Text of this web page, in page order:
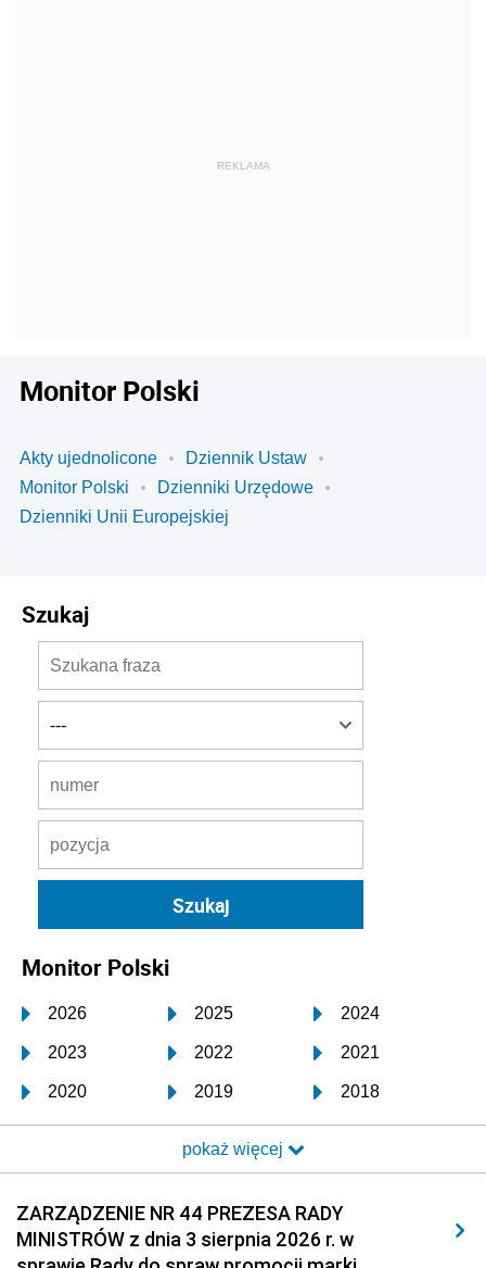
Monitor Polski
Akty ujednolicone
Dziennik Ustaw
Monitor Polski
Dzienniki Urzędowe
Dzienniki Unii Europejskiej
Szukaj
Monitor Polski
2026 2025 2024
2023 2022 2021
2020 2019 2018
2017 2016 2015
2014 2013 2012
2011 2010 2009
2008 2007 2006
pokaż więcej
ZARZĄDZENIE NR 44 PREZESA RADY
MINISTRÓW z dnia 3 sierpnia 2026 r. w